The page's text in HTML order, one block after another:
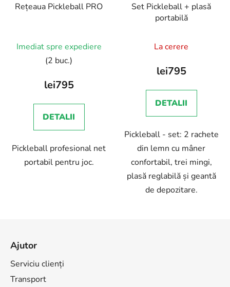
Rețeaua Pickleball PRO
Imediat spre expediere
(2 buc.)
lei795
DETALII
Pickleball profesional net
portabil pentru joc.
Set Pickleball + plasă
portabilă
La cerere
lei795
DETALII
Pickleball - set: 2 rachete
din lemn cu mâner
confortabil, trei mingi,
plasă reglabilă și geantă
de depozitare.
Ajutor
Serviciu clienți
Transport